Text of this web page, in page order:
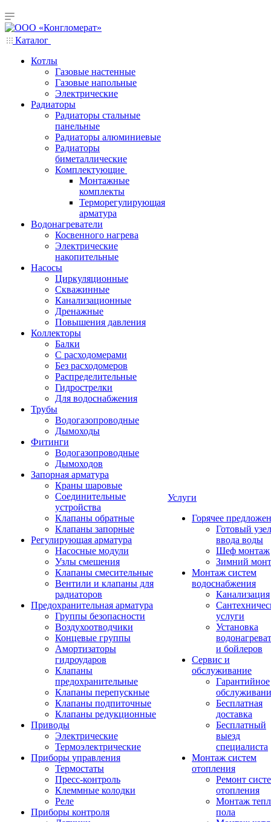
Каталог
Котлы
Газовые настенные
Газовые напольные
Электрические
Радиаторы
Радиаторы стальные
панельные
Радиаторы алюминиевые
Радиаторы
биметаллические
Комплектующие
Монтажные
комплекты
Терморегулирующая
арматура
Водонагреватели
Косвенного нагрева
Электрические
накопительные
Насосы
Циркуляционные
Скважинные
Канализационные
Дренажные
Повышения давления
Коллекторы
Балки
С расходомерами
Без расходомеров
Распределительные
Гидрострелки
Для водоснабжения
Трубы
Водогазопроводные
Дымоходы
Фитинги
Водогазопроводные
Дымоходов
Запорная арматура
Краны шаровые
Соединительные
устройства
Клапаны обратные
Клапаны запорные
Регулирующая арматура
Насосные модули
Узлы смешения
Клапаны смесительные
Вентили и клапаны для
радиаторов
Предохранительная арматура
Группы безопасности
Воздухоотводчики
Концевые группы
Амортизаторы
гидроударов
Клапаны
предохранительные
Клапаны перепускные
Клапаны подпиточные
Клапаны редукционные
Приводы
Электрические
Термоэлектрические
Приборы управления
Термостаты
Пресс-контроль
Клеммные колодки
Реле
Приборы контроля
Услуги
Горячее
Готовый узел
ввода воды
Шеф монтаж
Зимний
Монтаж систем
водоснабжения
Канализация
услуги
Установка
и бойлеров
Сервис и
обслуживание
Гарантийное
Бесплатная
доставка
Бесплатный
выезд
специалиста
Монтаж систем
отопления
Ремонт
отопления
Монтаж
пола